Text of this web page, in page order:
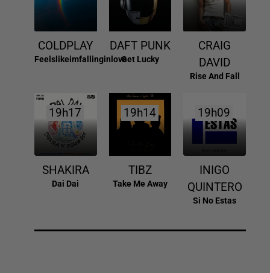
COLDPLAY
Feelslikeimfallinginlove
DAFT PUNK
Get Lucky
CRAIG
DAVID
Rise And Fall
19h17
19h17
SHAKIRA
Dai Dai
19h14
19h14
TIBZ
Take Me Away
19h09
19h09
INIGO
QUINTERO
Si No Estas